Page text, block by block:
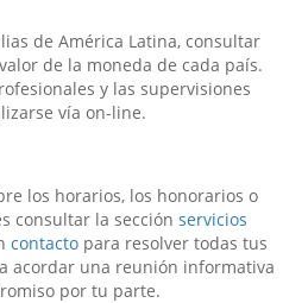
de América Latina, consultar
de la moneda de cada país.
y las supervisiones
vía on-line.
los horarios, los honorarios o
consultar la sección servicios
contacto para resolver todas tus
acordar una reunión informativa
por tu parte.